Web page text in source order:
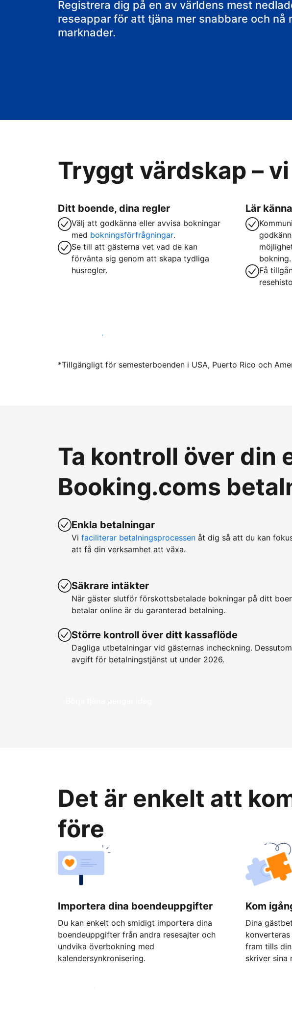
Registrera dig på en av världens mest
reseappar för att tjäna mer snabbare och nå
marknader.
Tryggt värdskap –
Ditt boende, dina regler
Välj att godkänna eller avvisa bokningar
med bokningsförfrågningar.
Se till att gästerna vet vad de kan
förvänta sig genom att skapa tydliga
husregler.
Lär
bokning.
Få
Hyr ut hos oss idag
*Tillgängligt för semesterboenden i USA, Puerto Rico och
Ta kontroll över din
Booking.coms
Enkla betalningar
Vi faciliterar betalningsprocessen åt dig så att du kan
att få din verksamhet att växa.
Säkrare intäkter
När gäster slutför förskottsbetalade bokningar på ditt
betalar online är du garanterad betalning.
Större kontroll över ditt kassaflöde
Dagliga utbetalningar vid gästernas incheckning.
avgift för betalningstjänst ut under 2026.
Börja tjäna pengar idag
Det är enkelt att
före
Importera dina boendeuppgifter
Du kan enkelt och smidigt importera dina
boendeuppgifter från andra resesajter och
undvika överbokning med
kalendersynkronisering.
Kom
Dina
fram tills
skriver sina
Kom igång idag